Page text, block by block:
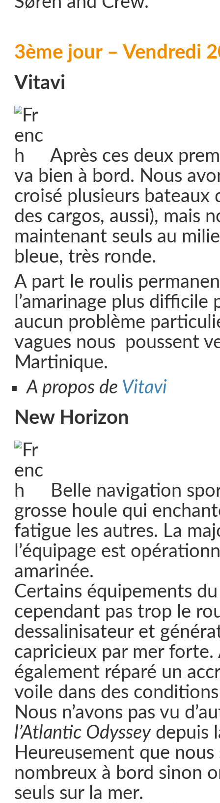
3ème jour – Vendredi
Vitavi
Après ces deux
va bien à bord. Nous
croisé plusieurs bateaux
des cargos, aussi), mais
maintenant seuls au
bleue, très ronde.
A part le roulis
l’amarinage plus
aucun problème
vagues nous poussent
Martinique.
A propos de Vitavi
New Horizon
Belle navigation
grosse houle qui
fatigue les autres. La
l’équipage est
amarinée.
Certains équipements
cependant pas trop le
dessalinisateur et
capricieux par mer forte.
également réparé un
voile dans des
Nous n’avons pas vu
l’Atlantic Odysseydepuis
Heureusement que nous
nombreux à bord sinon
seuls sur la mer.